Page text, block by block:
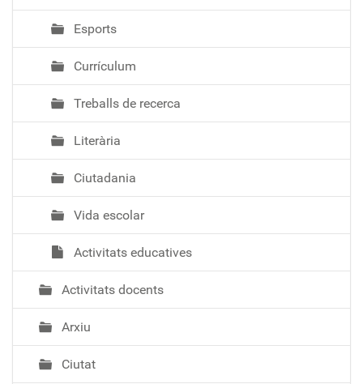
Esports
Currículum
Treballs de recerca
Literària
Ciutadania
Vida escolar
Activitats educatives
Activitats docents
Arxiu
Ciutat